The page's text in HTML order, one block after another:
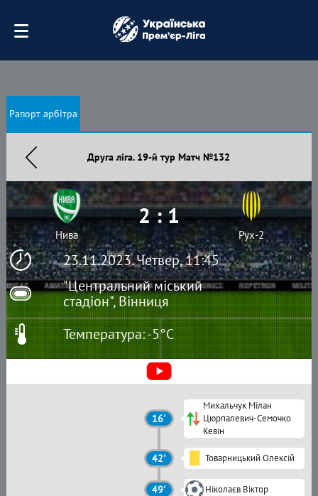
Рапорт арбітра
Друга ліга. 19-й тур Матч №132
23.11.2023. Четвер, 11:45
"Центральний міський
стадіон", Вінниця
Нива
2 : 1
Рух-2
Температура: -5°C
16'
Михальчук Мілан
Цюрпалевич-Семочко
Кевін
42' Товарницький Олексій
49' Ніколаєв Віктор